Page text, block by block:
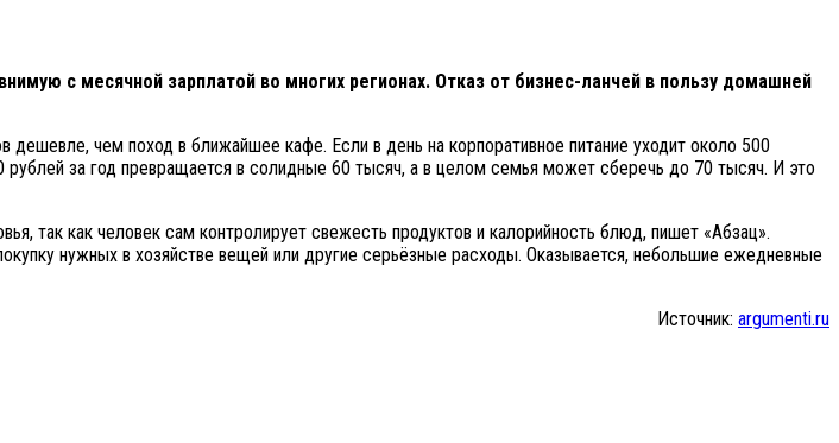
с месячной зарплатой во многих регионах. Отказ от бизнес-ланчей в пользу домашней
дешевле, чем поход в ближайшее кафе. Если в день на корпоративное питание уходит около 500
за год превращается в солидные 60 тысяч, а в целом семья может сберечь до 70 тысяч. И это
так как человек сам контролирует свежесть продуктов и калорийность блюд, пишет «Абзац».
нужных в хозяйстве вещей или другие серьёзные расходы. Оказывается, небольшие ежедневные
Источник: argumenti.ru